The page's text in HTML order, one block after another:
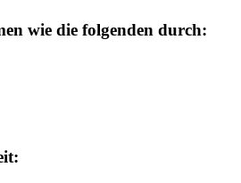
wie die folgenden durch: